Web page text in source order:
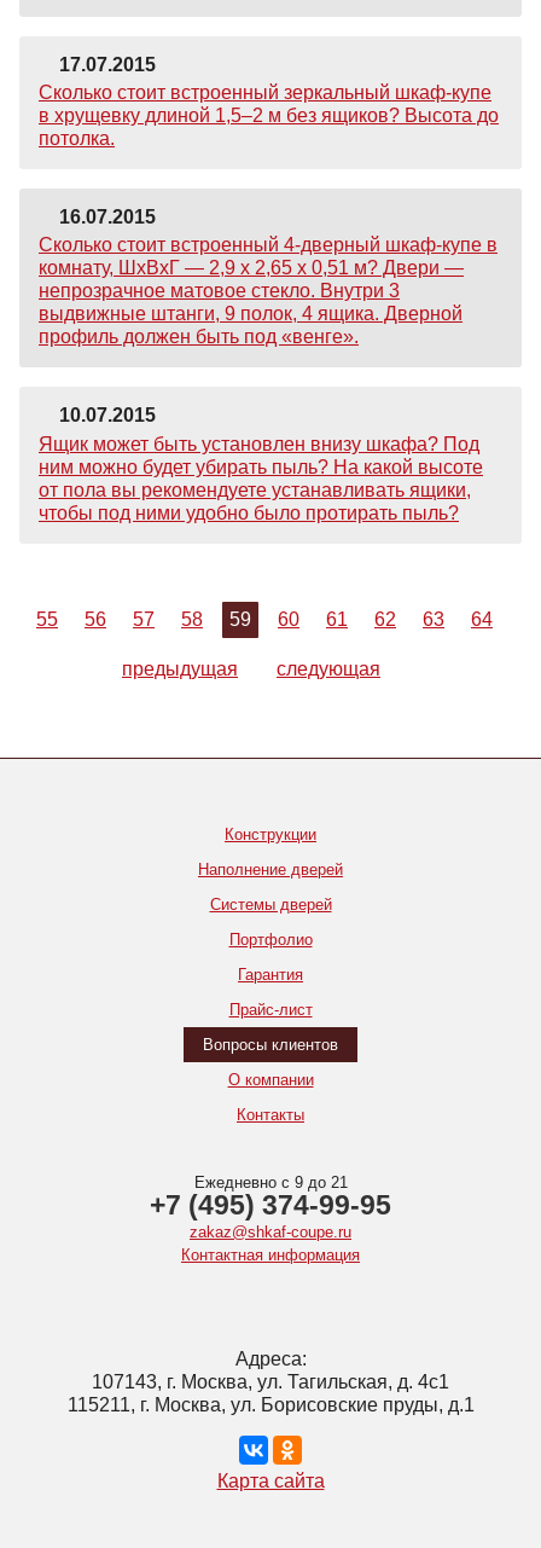
17.07.2015
Сколько стоит встроенный зеркальный шкаф-купе
в хрущевку длиной 1,5–2 м без ящиков? Высота до
потолка.
16.07.2015
Сколько стоит встроенный 4-дверный шкаф-купе в
комнату, ШхВхГ — 2,9 х 2,65 х 0,51 м? Двери —
непрозрачное матовое стекло. Внутри 3
выдвижные штанги, 9 полок, 4 ящика. Дверной
профиль должен быть под «венге».
10.07.2015
Ящик может быть установлен внизу шкафа? Под
ним можно будет убирать пыль? На какой высоте
от пола вы рекомендуете устанавливать ящики,
чтобы под ними удобно было протирать пыль?
55 56 57 58 59 60 61 62 63 64
предыдущая следующая
Конструкции
Наполнение дверей
Системы дверей
Портфолио
Гарантия
Прайс-лист
Вопросы клиентов
О компании
Контакты
Ежедневно с 9 до 21
+7 (495) 374-99-95
zakaz@shkaf-coupe.ru
Контактная информация
Адреса:
107143, г. Москва, ул. Тагильская, д. 4с1
115211, г. Москва, ул. Борисовские пруды, д.1
Карта сайта